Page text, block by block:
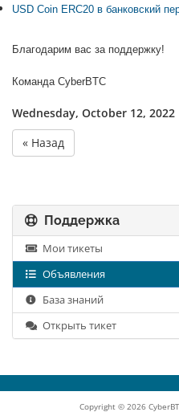
USD Coin ERC20 в банковский
Благодарим вас за поддержку!
Команда CyberBTC
Wednesday, October 12, 2022
« Назад
Поддержка
Мои тикеты
Объявления
База знаний
Открыть тикет
Copyright © 2026